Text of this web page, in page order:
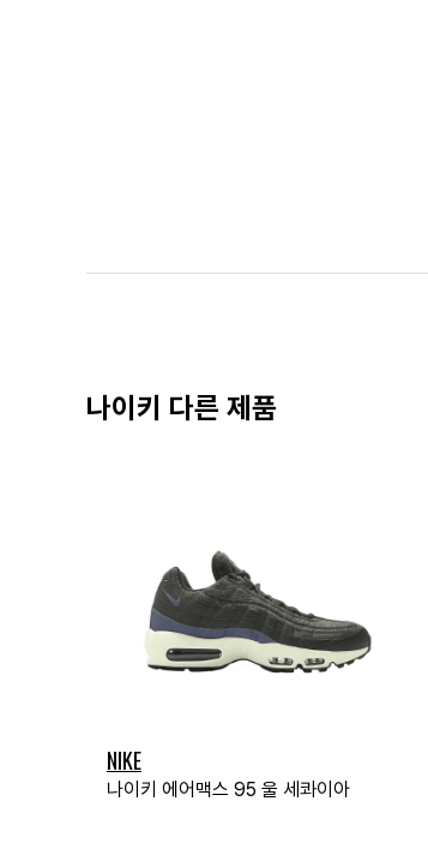
나이키 다른 제품
NIKE
나이키 에어맥스 95 울 세콰이아